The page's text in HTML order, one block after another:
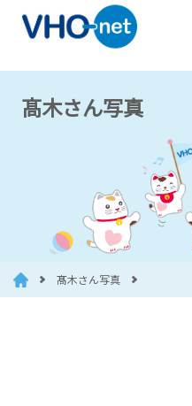
髙木さん写真
髙木さん写真